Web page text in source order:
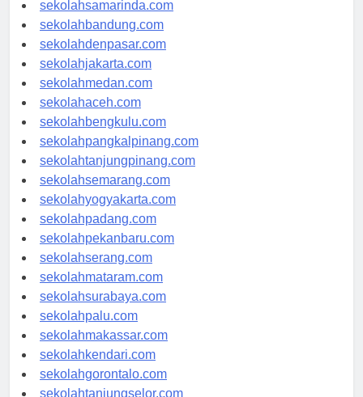
sekolahsamarinda.com
sekolahbandung.com
sekolahdenpasar.com
sekolahjakarta.com
sekolahmedan.com
sekolahaceh.com
sekolahbengkulu.com
sekolahpangkalpinang.com
sekolahtanjungpinang.com
sekolahsemarang.com
sekolahyogyakarta.com
sekolahpadang.com
sekolahpekanbaru.com
sekolahserang.com
sekolahmataram.com
sekolahsurabaya.com
sekolahpalu.com
sekolahmakassar.com
sekolahkendari.com
sekolahgorontalo.com